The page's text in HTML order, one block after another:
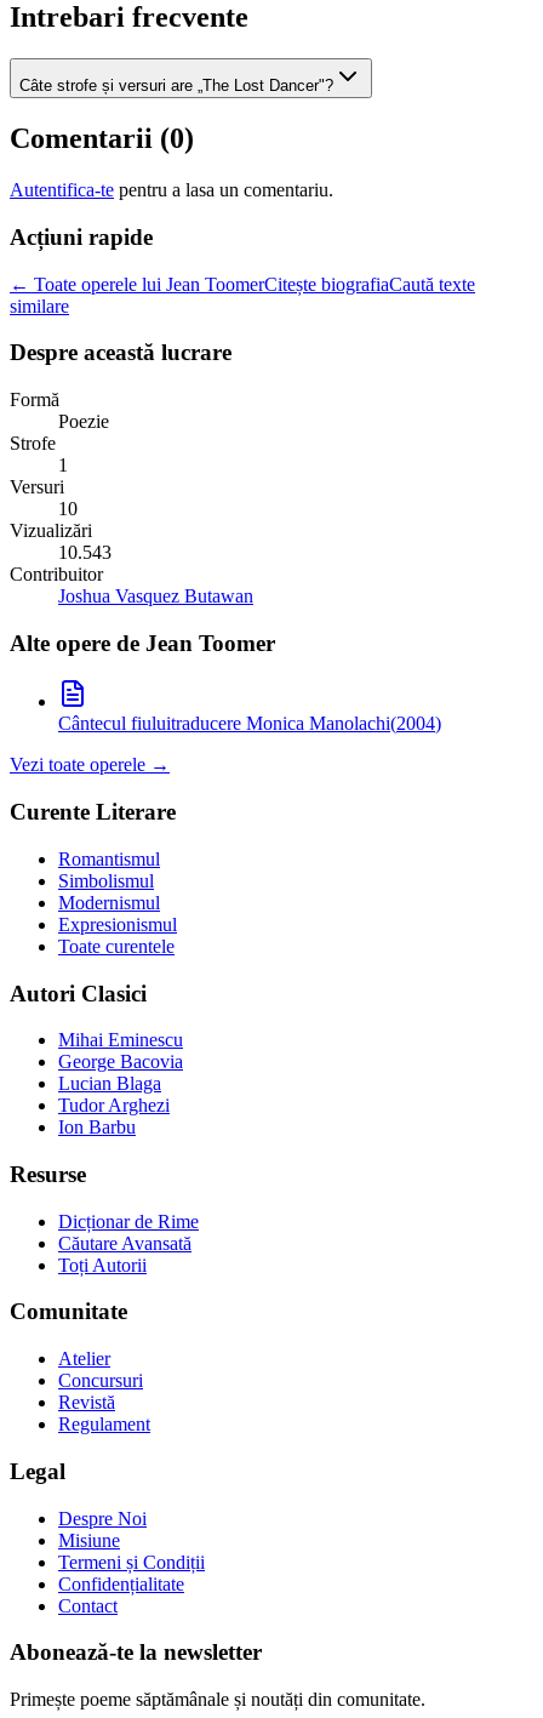
Intrebari frecvente
Câte strofe și versuri are „The Lost Dancer"?
Comentarii (0)
Autentifica-te pentru a lasa un comentariu.
Acțiuni rapide
← Toate operele lui Jean ToomerCitește biografiaCaută texte
similare
Despre această lucrare
Formă
Poezie
Strofe
1
Versuri
10
Vizualizări
10.543
Contribuitor
Joshua Vasquez Butawan
Alte opere de Jean Toomer
Cântecul fiuluitraducere Monica Manolachi(2004)
Vezi toate operele →
Curente Literare
Romantismul
Simbolismul
Modernismul
Expresionismul
Toate curentele
Autori Clasici
Mihai Eminescu
George Bacovia
Lucian Blaga
Tudor Arghezi
Ion Barbu
Resurse
Dicționar de Rime
Căutare Avansată
Toți Autorii
Comunitate
Atelier
Concursuri
Revistă
Regulament
Legal
Despre Noi
Misiune
Termeni și Condiții
Confidențialitate
Contact
Abonează-te la newsletter
Primește poeme săptămânale și noutăți din comunitate.